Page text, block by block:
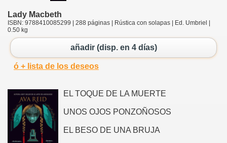
Lady Macbeth
ISBN: 9788410085299 | 288 páginas | Rústica con solapas | Ed. Umbriel |
0.50 kg
añadir (disp. en 4 días)
ó + lista de los deseos
EL TOQUE DE LA MUERTE
UNOS OJOS PONZOÑOSOS
EL BESO DE UNA BRUJA